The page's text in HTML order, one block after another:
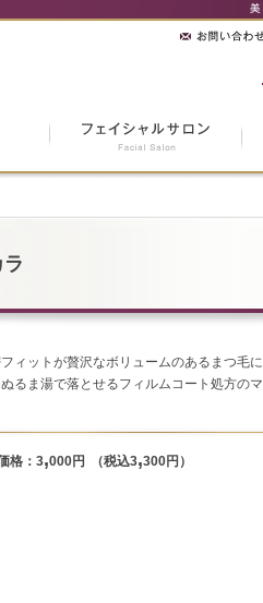
ィットが贅沢なボリュームのあるまつ毛
るま湯で落とせるフィルムコート処方の
格：3,000円 （税込3,300円）